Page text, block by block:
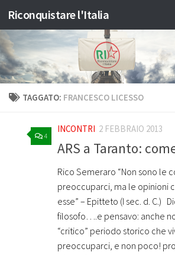
Salta al contenuto
Riconquistare l'Italia
TAGGATO: FRANCESCO LICESSO
4
INCONTRI 2 FEBBRAIO 2013
ARS a Taranto:
Rico Semeraro “Non sono le
preoccuparci, ma le opinioni
esse” – Epitteto (I sec. d. C.)
filosofo….e pensavo: anche
“critico” periodo storico che
preoccuparci, e non poco!